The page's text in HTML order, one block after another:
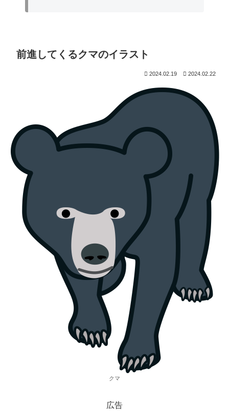
前進してくるクマのイラスト
2024.02.19 2024.02.22
クマ
広告